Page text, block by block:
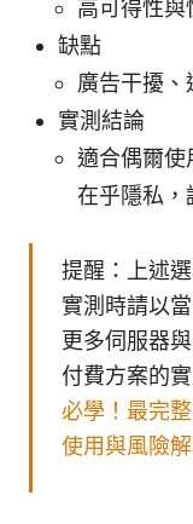
高可得性與
缺點
廣告干擾、
實測結論
適合偶爾使
在乎隱私，
提醒：上述
實測時請以
更多伺服器
付費方案的
必學！最完
使用與風險